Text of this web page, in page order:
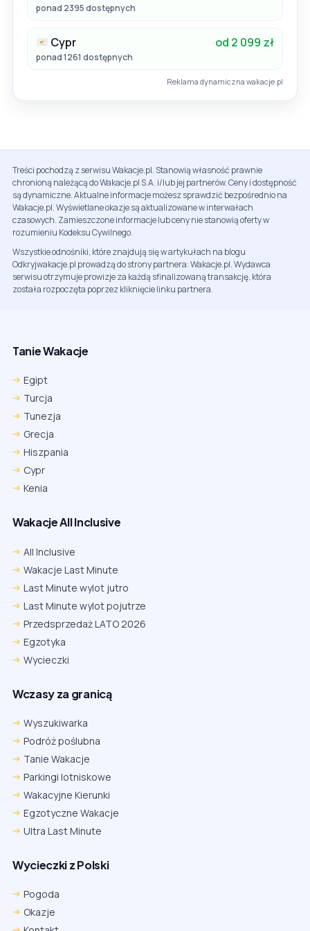
ponad 2395 dostępnych
Cypr od 2 099 zł
ponad 1261 dostępnych
Reklama dynamiczna wakacje.pl
Treści pochodzą z serwisu Wakacje.pl. Stanowią własność prawnie
chronioną należącą do Wakacje.pl S.A. i/lub jej partnerów. Ceny i dostępność
są dynamiczne. Aktualne informacje możesz sprawdzić bezpośrednio na
Wakacje.pl. Wyświetlane okazje są aktualizowane w interwałach
czasowych. Zamieszczone informacje lub ceny nie stanowią oferty w
rozumieniu Kodeksu Cywilnego.
Wszystkie odnośniki, które znajdują się w artykułach na blogu
Odkryjwakacje.pl prowadzą do strony partnera: Wakacje.pl. Wydawca
serwisu otrzymuje prowizje za każdą sfinalizowaną transakcję, która
została rozpoczęta poprzez kliknięcie linku partnera.
Tanie Wakacje
Egipt
Turcja
Tunezja
Grecja
Hiszpania
Cypr
Kenia
Wakacje All Inclusive
All Inclusive
Wakacje Last Minute
Last Minute wylot jutro
Last Minute wylot pojutrze
Przedsprzedaż LATO 2026
Egzotyka
Wycieczki
Wczasy za granicą
Wyszukiwarka
Podróż poślubna
Tanie Wakacje
Parkingi lotniskowe
Wakacyjne Kierunki
Egzotyczne Wakacje
Ultra Last Minute
Wycieczki z Polski
Pogoda
Okazje